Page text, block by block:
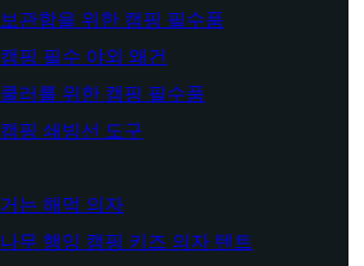
보관함을 위한 캠핑 필수품
캠핑 필수 야외 왜건
쿨러를 위한 캠핑 필수품
캠핑 쇄빙선 도구
거는 해먹 의자
나무 행잉 캠핑 키즈 의자 텐트